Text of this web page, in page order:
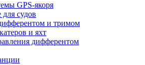
GPS-якоря
судов
и тримом
и яхт
дифферентом